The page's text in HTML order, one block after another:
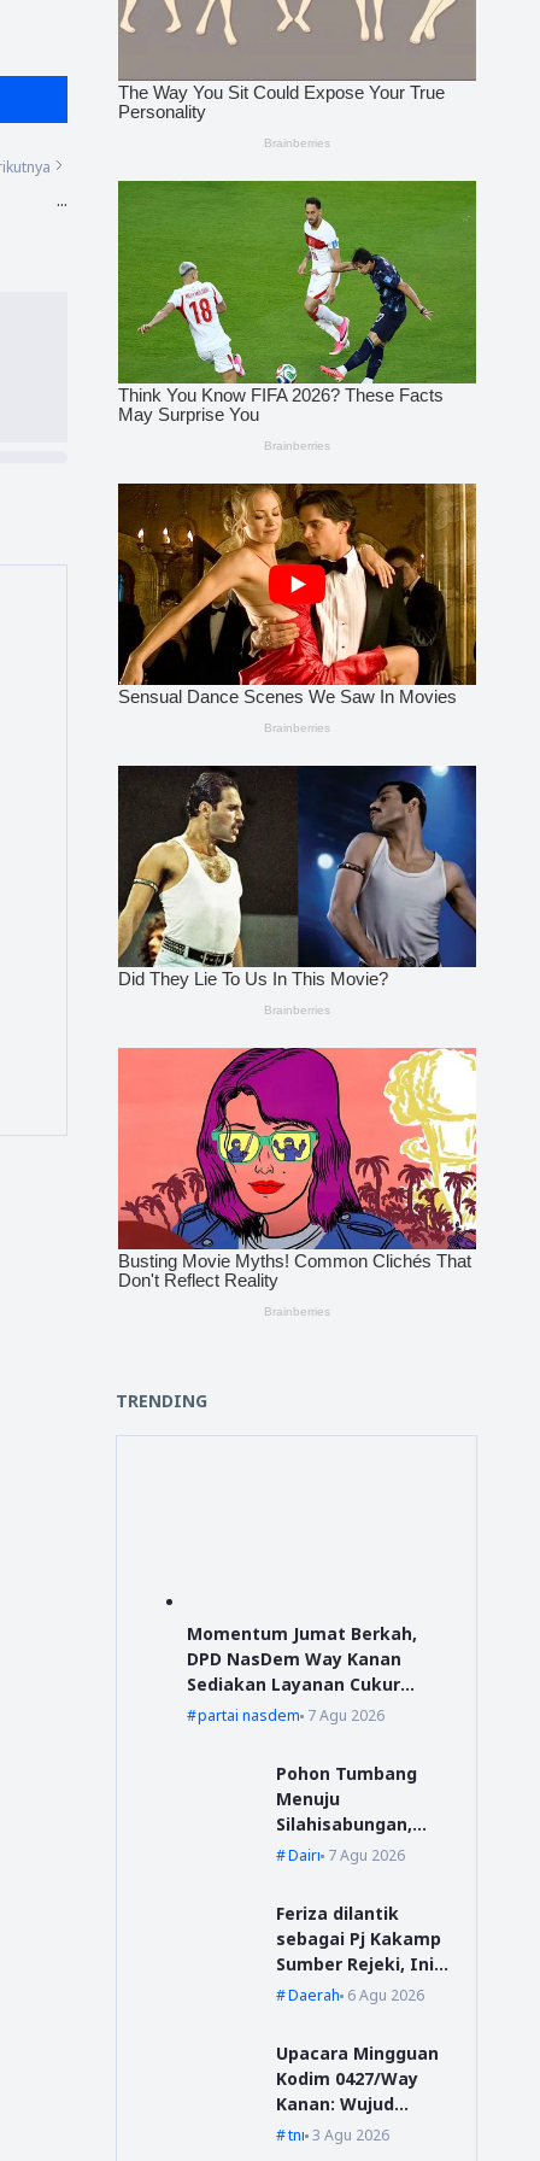
...
TRENDING
Momentum Jumat Berkah,
DPD NasDem Way Kanan
Sediakan Layanan Cukur
Gratis
partai nasdem 7 Agu 2026
Pohon Tumbang
Menuju
Silahisabungan,
BPBD Dairi Lakukan
Dairi 7 Agu 2026
Feriza dilantik
sebagai Pj Kakamp
Sumber Rejeki, Ini
Pesan Sekda Way
Daerah 6 Agu 2026
Upacara Mingguan
Kodim 0427/Way
Kanan: Wujud
Komitmen Jaga
tni 3 Agu 2026